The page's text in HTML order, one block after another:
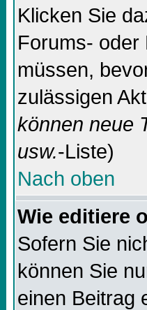
Klicken Sie
Forums- oder
müssen,
zulässigen
können neue
usw.-Liste)
Nach oben
Wie editiere
Sofern Sie
können Sie
einen Beitrag